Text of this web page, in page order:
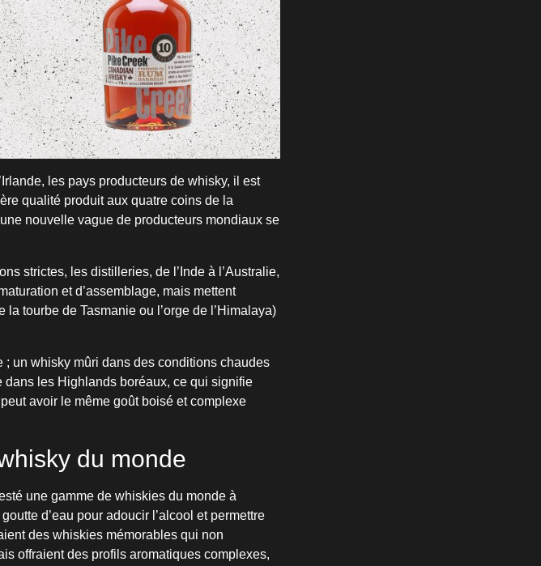
les pays producteurs de whisky, il est
qualité produit aux quatre coins de la
nouvelle vague de producteurs mondiaux se
strictes, les distilleries, de l’Inde à l’Australie,
et d’assemblage, mais mettent
tourbe de Tasmanie ou l’orge de l’Himalaya)
; un whisky mûri dans des conditions chaudes
les Highlands boréaux, ce qui signifie
avoir le même goût boisé et complexe
du monde
une gamme de whiskies du monde à
d’eau pour adoucir l’alcool et permettre
des whiskies mémorables qui non
offraient des profils aromatiques complexes,